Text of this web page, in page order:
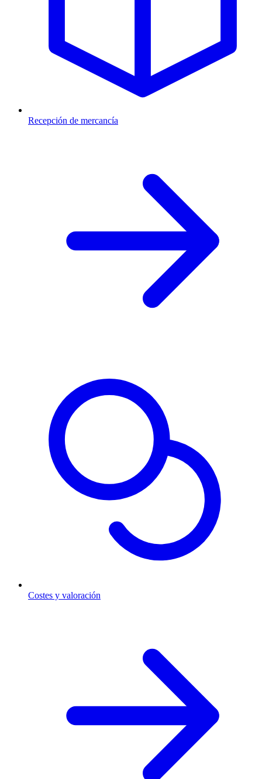
Recepción de mercancía
Costes y valoración